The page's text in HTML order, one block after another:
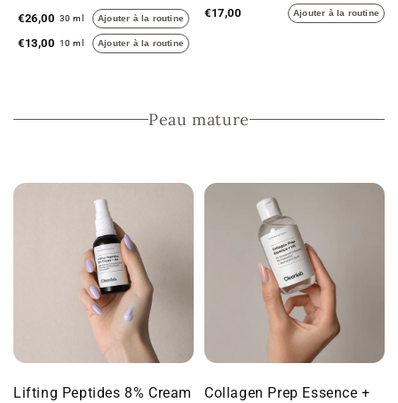
€26,00 30 ml Ajouter à la routine
€13,00 10 ml Ajouter à la routine
€17,00 Ajouter à la routine
Peau mature
Lifting Peptides 8% Cream
Collagen Prep Essence +